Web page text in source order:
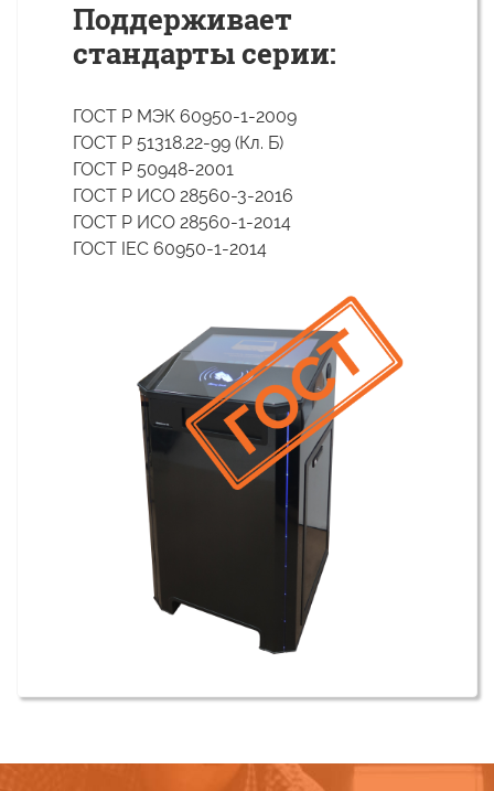
Поддерживает
стандарты серии:
ГОСТ Р МЭК 60950-1-2009
ГОСТ Р 51318.22-99 (Кл. Б)
ГОСТ Р 50948-2001
ГОСТ Р ИСО 28560-3-2016
ГОСТ Р ИСО 28560-1-2014
ГОСТ IEC 60950-1-2014